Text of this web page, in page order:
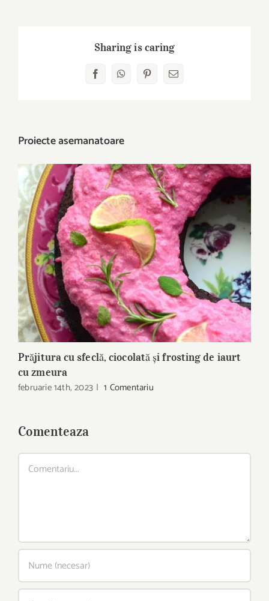
Sharing is caring
FacebookWhatsAppPinterest
E-
Proiecte asemanatoare
Prăjitura cu sfeclă, ciocolată și frosting de iaurt
cu zmeura
februarie 14th, 2023 | 1 Comentariu
Comenteaza
Comment